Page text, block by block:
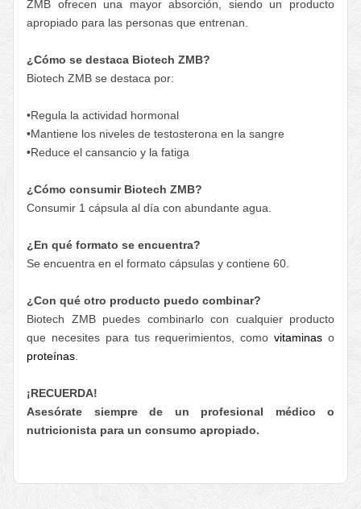
ZMB ofrecen una mayor absorción, siendo un producto
apropiado para las personas que entrenan.
¿Cómo se destaca Biotech ZMB?
Biotech ZMB se destaca por:
•Regula la actividad hormonal
•Mantiene los niveles de testosterona en la sangre
•Reduce el cansancio y la fatiga
¿Cómo consumir Biotech ZMB?
Consumir 1 cápsula al día con abundante agua.
¿En qué formato se encuentra?
Se encuentra en el formato cápsulas y contiene 60.
¿Con qué otro producto puedo combinar?
Biotech ZMB puedes combinarlo con cualquier producto
que necesites para tus requerimientos, comovitaminas o
proteínas
¡RECUERDA!
Asesórate siempre de un profesional médico o
nutricionista para un consumo apropiado.